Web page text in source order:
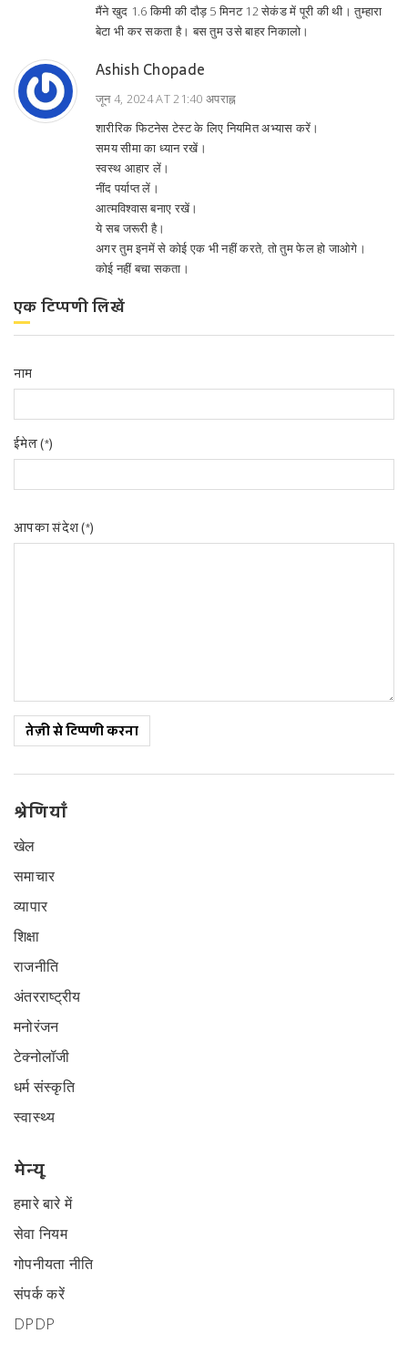
मैंने खुद 1.6 किमी की दौड़ 5 मिनट 12 सेकंड में पूरी की थी। तुम्हारा
बेटा भी कर सकता है। बस तुम उसे बाहर निकालो।
Ashish Chopade
जून 4, 2024 AT 21:40 अपराह्न
शारीरिक फिटनेस टेस्ट के लिए नियमित अभ्यास करें।
समय सीमा का ध्यान रखें।
स्वस्थ आहार लें।
नींद पर्याप्त लें।
आत्मविश्वास बनाए रखें।
ये सब जरूरी है।
अगर तुम इनमें से कोई एक भी नहीं करते, तो तुम फेल हो जाओगे।
कोई नहीं बचा सकता।
एक टिप्पणी लिखें
नाम
ईमेल (*)
आपका संदेश (*)
तेज़ी से टिप्पणी करना
श्रेणियाँ
खेल
समाचार
व्यापार
शिक्षा
राजनीति
अंतरराष्ट्रीय
मनोरंजन
टेक्नोलॉजी
धर्म संस्कृति
स्वास्थ्य
मेन्यू
हमारे बारे में
सेवा नियम
गोपनीयता नीति
संपर्क करें
DPDP